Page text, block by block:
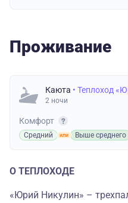
Проживание
Каюта • Теплоход
2 ночи
Комфорт
Средний Выше среднего
О ТЕПЛОХОДЕ
«Юрий Никулин» –